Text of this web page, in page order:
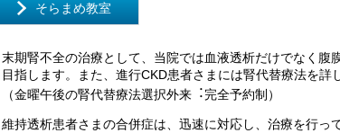
そらまめ教室
末期腎不全の治療として、当院では血液透析だけでなく
目指します。また、進行CKD患者さまには腎代替療法を
（金曜午後の腎代替療法選択外来︓完全予約制）
維持透析患者さまの合併症は、迅速に対応し、治療を行っ